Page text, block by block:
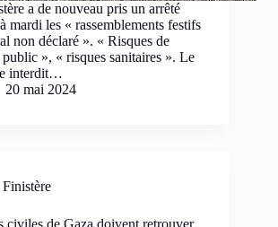
a de nouveau pris un arrêté
mardi les « rassemblements festifs
non déclaré ». « Risques de
», « risques sanitaires ». Le
interdit…
20 mai 2024
Finistère
civiles de Gaza doivent retrouver